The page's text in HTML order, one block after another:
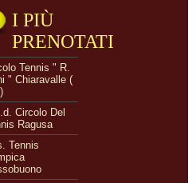
I PIÙ
PRENOTATI
Tennis " R.
" Chiaravalle (
Circolo Del
Ragusa
Tennis